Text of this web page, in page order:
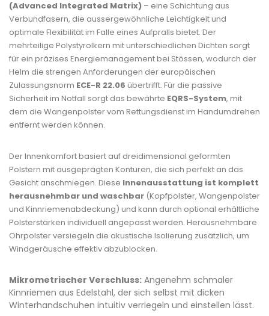
(Advanced Integrated Matrix) – eine Schichtung aus
Verbundfasern, die aussergewöhnliche Leichtigkeit und
optimale Flexibilität im Falle eines Aufpralls bietet. Der
mehrteilige Polystyrolkern mit unterschiedlichen Dichten sorgt
für ein präzises Energiemanagement bei Stössen, wodurch der
Helm die strengen Anforderungen der europäischen
Zulassungsnorm ECE-R 22.06 übertrifft. Für die passive
Sicherheit im Notfall sorgt das bewährte EQRS-System, mit
dem die Wangenpolster vom Rettungsdienst im Handumdrehen
entfernt werden können.
Der Innenkomfort basiert auf dreidimensional geformten
Polstern mit ausgeprägten Konturen, die sich perfekt an das
Gesicht anschmiegen. Diese Innenausstattung ist komplett
herausnehmbar und waschbar (Kopfpolster, Wangenpolster
und Kinnriemenabdeckung) und kann durch optional erhältliche
Polsterstärken individuell angepasst werden. Herausnehmbare
Ohrpolster versiegeln die akustische Isolierung zusätzlich, um
Windgeräusche effektiv abzublocken.
Mikrometrischer Verschluss: Angenehm schmaler
Kinnriemen aus Edelstahl, der sich selbst mit dicken
Winterhandschuhen intuitiv verriegeln und einstellen lässt.